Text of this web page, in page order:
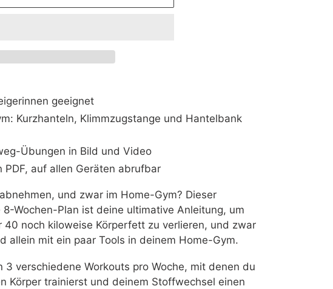
geeignet
Kurzhanteln, Klimmzugstange und Hantelbank
Übungen in Bild und Video
PDF, auf allen Geräten abrufbar
und zwar im Home-Gym? Dieser
Wochen-Plan ist deine ultimative Anleitung, um
40 noch kiloweise Körperfett zu verlieren, und zwar
allein mit ein paar Tools in deinem Home-Gym.
3 verschiedene Workouts pro Woche, mit denen du
Körper trainierst und deinem Stoffwechsel einen